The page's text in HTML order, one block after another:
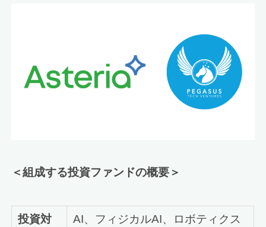
＜組成する投資ファンドの概要＞
投資対
AI、フィジカルAI、ロボティクス